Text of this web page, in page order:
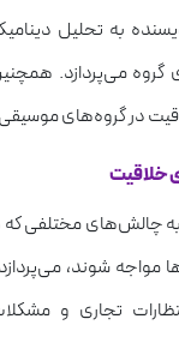
به تحلیل
گروه می‌پردازد.
در گروه‌های
خلاقیت
چالش‌های مختلفی
مواجه شوند،
تجاری و